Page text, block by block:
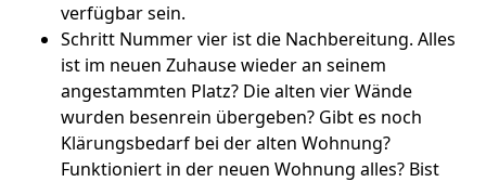
verfügbar sein.
Schritt Nummer vier ist die Nachbereitung. Alles
ist im neuen Zuhause wieder an seinem
angestammten Platz? Die alten vier Wände
wurden besenrein übergeben? Gibt es noch
Klärungsbedarf bei der alten Wohnung?
Funktioniert in der neuen Wohnung alles? Bist